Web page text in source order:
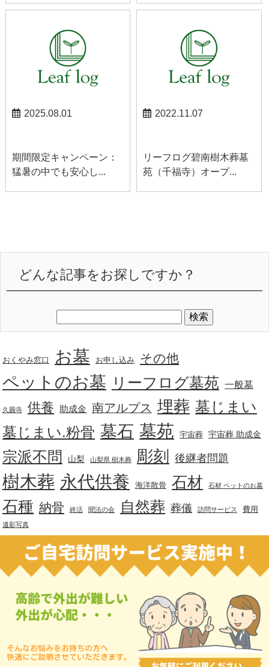
2025.08.01
期間限定キャンペーン：
猛暑の中でも安心し...
2022.11.07
リーフログ碧南樹木葬墓
苑（千福寺）オープ...
どんな記事をお探しですか？
おくやみ窓口 お墓 お申し込み その他
ペットのお墓 リーフログ墓苑 一般墓
久圓寺 供養 助成金 南アルプス 埋葬 墓じまい
墓じまい.粉骨 墓石 墓苑 宇宙葬 宇宙葬 助成金
宗派不問 山梨 山梨県 樹木葬 彫刻 後継者問題
樹木葬 永代供養 海洋散骨 石材 石材 ペットのお墓
石種 納骨 終活 聞法の会 自然葬 葬儀 訪問サービス 費用
遺影写真